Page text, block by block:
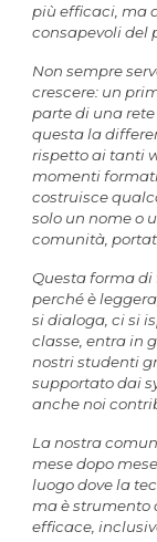
più efficaci, ma
consapevoli del
Non sempre
crescere: un
parte di una
questa la
rispetto ai tanti
momenti
costruisce
solo un nome o
comunità,
Questa forma
perché è
si dialoga, ci si
classe, entra in
nostri studenti
supportato dai
anche noi
La nostra
mese dopo
luogo dove la
ma è strumento
efficace,